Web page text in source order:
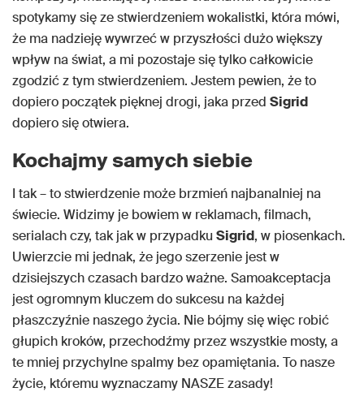
spotykamy się ze stwierdzeniem wokalistki, która mówi,
że ma nadzieję wywrzeć w przyszłości dużo większy
wpływ na świat, a mi pozostaje się tylko całkowicie
zgodzić z tym stwierdzeniem. Jestem pewien, że to
dopiero początek pięknej drogi, jaka przed Sigrid
dopiero się otwiera.
Kochajmy samych siebie
I tak – to stwierdzenie może brzmień najbanalniej na
świecie. Widzimy je bowiem w reklamach, filmach,
serialach czy, tak jak w przypadku Sigrid, w piosenkach.
Uwierzcie mi jednak, że jego szerzenie jest w
dzisiejszych czasach bardzo ważne. Samoakceptacja
jest ogromnym kluczem do sukcesu na każdej
płaszczyźnie naszego życia. Nie bójmy się więc robić
głupich kroków, przechodźmy przez wszystkie mosty, a
te mniej przychylne spalmy bez opamiętania. To nasze
życie, któremu wyznaczamy NASZE zasady!